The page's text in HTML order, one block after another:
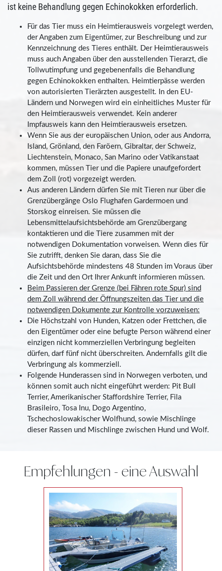
ist keine Behandlung gegen Echinokokken erforderlich.
Für das Tier muss ein Heimtierausweis vorgelegt werden,
der Angaben zum Eigentümer, zur Beschreibung und zur
Kennzeichnung des Tieres enthält. Der Heimtierausweis
muss auch Angaben über den ausstellenden Tierarzt, die
Tollwutimpfung und gegebenenfalls die Behandlung
gegen Echinokokken enthalten. Heimtierpässe werden
von autorisierten Tierärzten ausgestellt. In den EU-
Ländern und Norwegen wird ein einheitliches Muster für
den Heimtierausweis verwendet. Kein anderer
Impfausweis kann den Heimtierausweis ersetzen.
Wenn Sie aus der europäischen Union, oder aus Andorra,
Island, Grönland, den Faröern, Gibraltar, der Schweiz,
Liechtenstein, Monaco, San Marino oder Vatikanstaat
kommen, müssen Tier und die Papiere unaufgefordert
dem Zoll (rot) vorgezeigt werden.
Aus anderen Ländern dürfen Sie mit Tieren nur über die
Grenzübergänge Oslo Flughafen Gardermoen und
Storskog einreisen. Sie müssen die
Lebensmittelaufsichtsbehörde am Grenzübergang
kontaktieren und die Tiere zusammen mit der
notwendigen Dokumentation vorweisen. Wenn dies für
Sie zutrifft, denken Sie daran, dass Sie die
Aufsichtsbehörde mindestens 48 Stunden im Voraus über
die Zeit und den Ort Ihrer Ankunft informieren müssen.
Beim Passieren der Grenze (bei Fähren rote Spur) sind
dem Zoll während der Öffnungszeiten das Tier und die
notwendigen Dokumente zur Kontrolle vorzuweisen:
Die Höchstzahl von Hunden, Katzen oder Frettchen, die
den Eigentümer oder eine befugte Person während einer
einzigen nicht kommerziellen Verbringung begleiten
dürfen, darf fünf nicht überschreiten. Andernfalls gilt die
Verbringung als kommerziell.
Folgende Hunderassen sind in Norwegen verboten, und
können somit auch nicht eingeführt werden: Pit Bull
Terrier, Amerikanischer Staffordshire Terrier, Fila
Brasileiro, Tosa Inu, Dogo Argentino,
Tschechoslowakischer Wolfhund, sowie Mischlinge
dieser Rassen und Mischlinge zwischen Hund und Wolf.
Empfehlungen - eine Auswahl